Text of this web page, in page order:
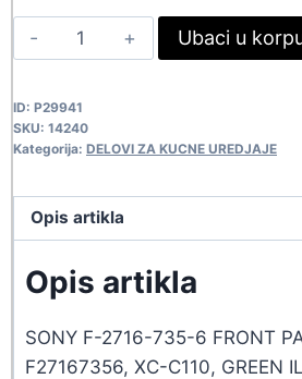
438,90 rsd.
PREDNJA
MASKA
XRC110
14240
Ubaci u
ID: P29941
SKU: 14240
Kategorija: DELOVI ZA KUCNE UREDJAJE
Opis artikla
Opis artikla
SONY F-2716-735-6 FRONT
F27167356, XC-C110, GREEN